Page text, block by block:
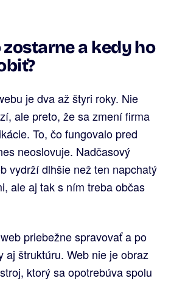
zostarne a kedy ho
je dva až štyri roky. Nie
ale preto, že sa zmení firma
To, čo fungovalo pred
neoslovuje. Nadčasový
vydrží dlhšie než ten napchatý
ale aj tak s ním treba občas
priebežne spravovať a po
aj štruktúru. Web nie je obraz
ktorý sa opotrebúva spolu